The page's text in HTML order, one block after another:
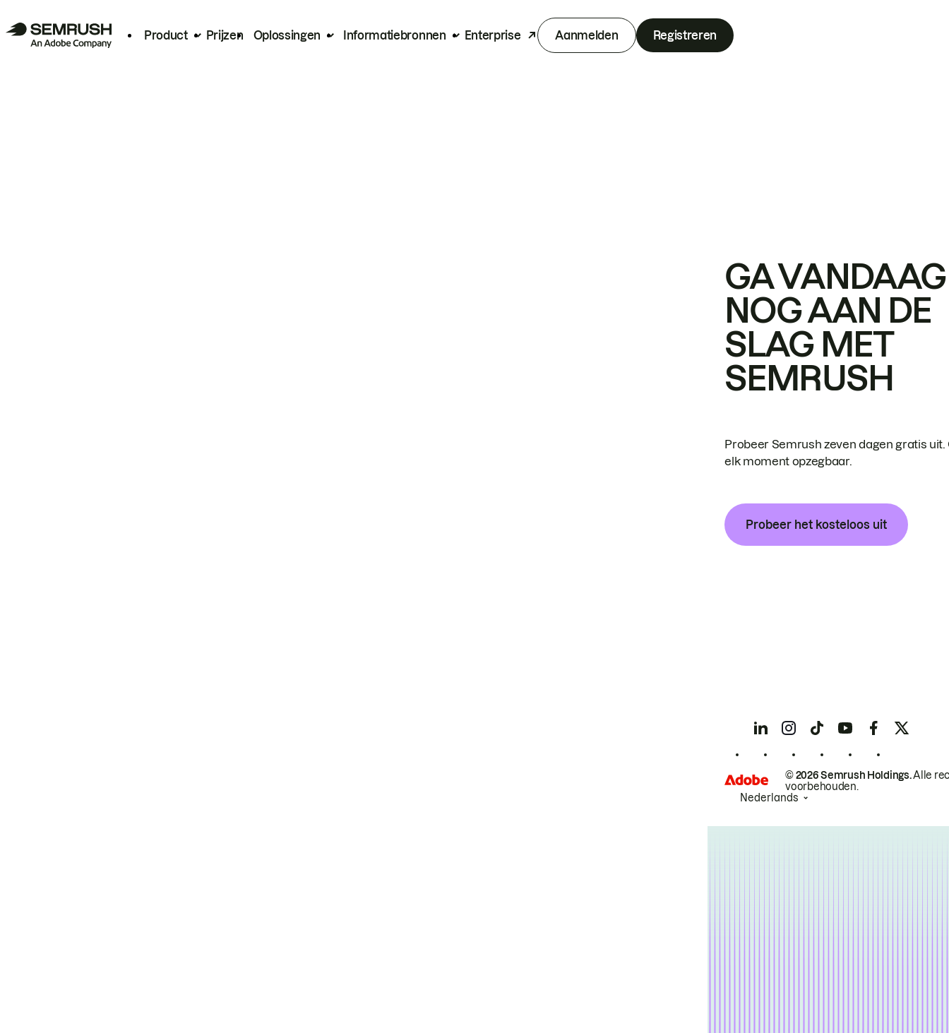
Product Prijzen Oplossingen Informatiebronnen Enterprise Aanmelden Registreren
GA VANDAAG
NOG AAN DE
SLAG MET
SEMRUSH
Probeer Semrush zeven dagen gratis uit.
elk moment opzegbaar.
Probeer het kosteloos uit
© 2026 Semrush Holdings.Alle
voorbehouden.
Nederlands